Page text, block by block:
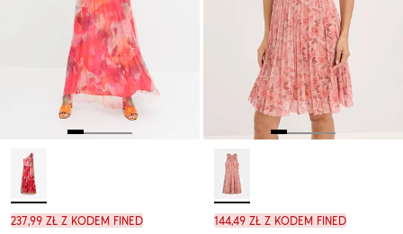
237,99 zł z kodem FINED 144,49 zł z kodem FINED